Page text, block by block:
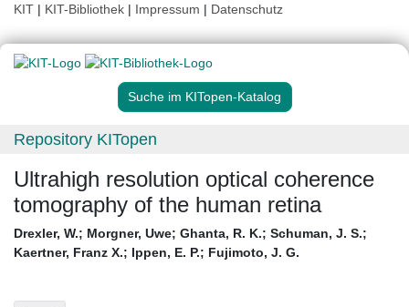
KIT | KIT-Bibliothek | Impressum | Datenschutz
Suche im KITopen-Katalog
Repository KITopen
Ultrahigh resolution optical coherence
tomography of the human retina
Drexler, W.; Morgner, Uwe; Ghanta, R. K.; Schuman, J. S.;
Kaertner, Franz X.; Ippen, E. P.; Fujimoto, J. G.